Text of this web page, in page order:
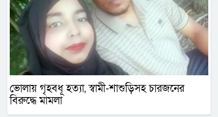
ভোলায় গৃহবধূ হত্যা, স্বামী-শাশুড়িসহ চারজনের
বিরুদ্ধে মামলা